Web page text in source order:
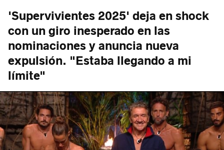
'Supervivientes 2025' deja en shock
con un giro inesperado en las
nominaciones y anuncia nueva
expulsión. "Estaba llegando a mi
límite"